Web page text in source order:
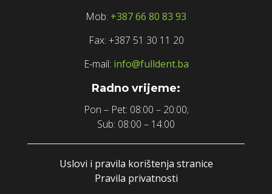
Mob: +387 66 80 83 93
Fax: +387 51 30 11 20
E-mail: info@fulldent.ba
Radno vrijeme:
Pon – Pet: 08:00 – 20:00;
Sub: 08:00 – 14:00
Uslovi i pravila korištenja stranice
Pravila privatnosti